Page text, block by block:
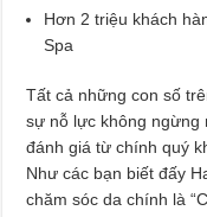
Hơn 2 triệu khách
Spa
Tất cả những con số
sự nỗ lực không
đánh giá từ chính quý
Như các bạn biết đấy
chăm sóc da chính là